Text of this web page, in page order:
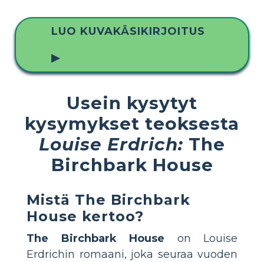
LUO KUVAKÄSIKIRJOITUS
▶
Usein kysytyt
kysymykset teoksesta
Louise Erdrich: The
Birchbark House
Mistä The Birchbark
House kertoo?
The Birchbark House on Louise
Erdrichin romaani, joka seuraa vuoden